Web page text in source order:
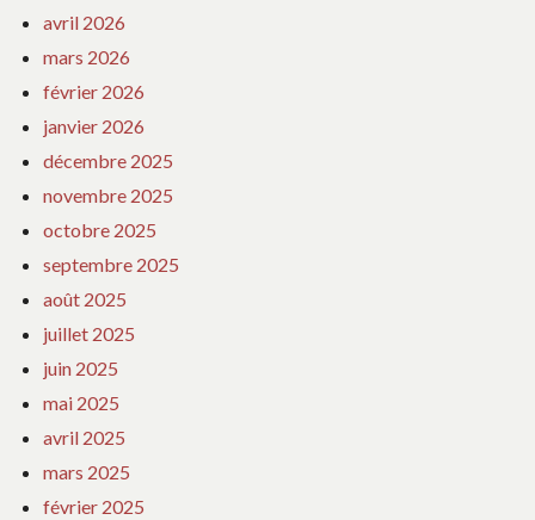
avril 2026
mars 2026
février 2026
janvier 2026
décembre 2025
novembre 2025
octobre 2025
septembre 2025
août 2025
juillet 2025
juin 2025
mai 2025
avril 2025
mars 2025
février 2025